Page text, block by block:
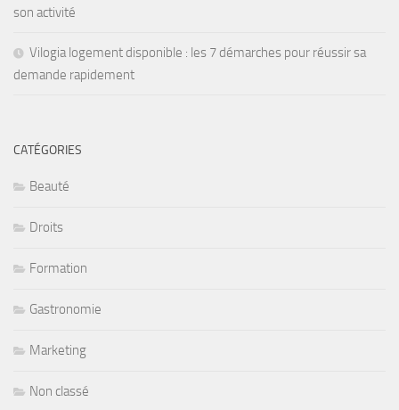
son activité
Vilogia logement disponible : les 7 démarches pour réussir sa
demande rapidement
CATÉGORIES
Beauté
Droits
Formation
Gastronomie
Marketing
Non classé